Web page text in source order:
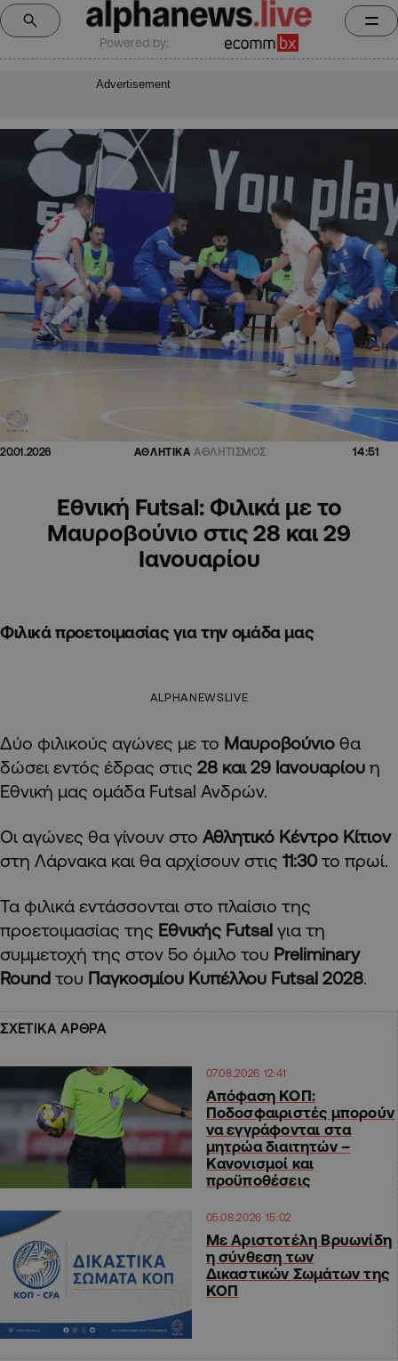
Powered by:
Advertisement
20.01.2026 ΑΘΛΗΤΙΚΑ ΑΘΛΗΤΙΣΜΟΣ 14:51
Εθνική Futsal: Φιλικά με το
Μαυροβούνιο στις 28 και 29
Ιανουαρίου
Φιλικά προετοιμασίας για την ομάδα μας
ALPHANEWSLIVE
Δύο φιλικούς αγώνες με το Μαυροβούνιο θα
δώσει εντός έδρας στις 28 και 29 Ιανουαρίου η
Εθνική μας ομάδα Futsal Ανδρών.
Οι αγώνες θα γίνουν στο Αθλητικό Κέντρο Κίτιον
στη Λάρνακα και θα αρχίσουν στις 11:30το πρωί.
Τα φιλικά εντάσσονται στο πλαίσιο της
προετοιμασίας της Εθνικής Futsal για τη
συμμετοχή της στον 5ο όμιλο του Preliminary
Round του Παγκοσμίου Κυπέλλου Futsal 2028.
ΣΧΕΤΙΚΑ ΑΡΘΡΑ
07.08.2026 12:41
Απόφαση ΚΟΠ:
Ποδοσφαιριστές μπορούν
να εγγράφονται στα
μητρώα διαιτητών –
Κανονισμοί και
προϋποθέσεις
05.08.2026 15:02
Με Αριστοτέλη Βρυωνίδη
η σύνθεση των
Δικαστικών Σωμάτων της
ΚΟΠ